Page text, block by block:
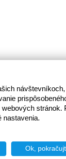
stránok.
nastavenia.
Ok,